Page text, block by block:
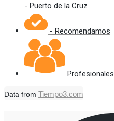
- Puerto de la Cruz
- Recomendamos
Profesionales
Data from Tiempo3.com